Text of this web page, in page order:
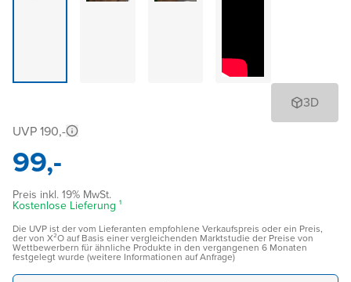
3D
UVP 190,-
99,-
Preis inkl. 19% MwSt.
Kostenlose Lieferung ¹
Die UVP ist der vom Lieferanten empfohlene Verkaufspreis oder ein Preis,
der von X²O auf Basis einer vergleichenden Marktstudie der Preise von
Wettbewerbern für ähnliche Produkte in den vergangenen 6 Monaten
festgelegt wurde (weitere Informationen auf Anfrage)